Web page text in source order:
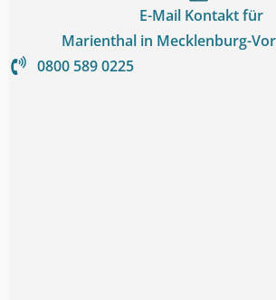
E-Mail Kontakt für
Marienthal in Mecklenburg-
0800 589 0225